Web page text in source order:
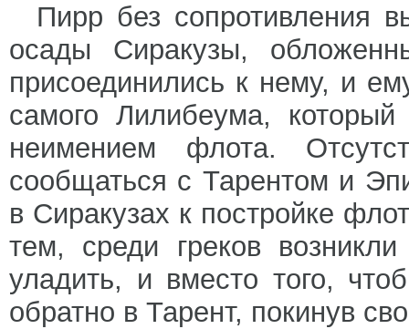
Пирр без сопротивления
осады Сиракузы,
присоединились к нему, и
самого Лилибеума,
неимением флота.
сообщаться с Тарентом и
в Сиракузах к постройке
тем, среди греков
уладить, и вместо того,
обратно в Тарент, покинув